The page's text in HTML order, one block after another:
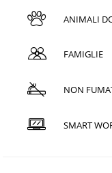
ANIMALI
FAMIGLIE
NON
SMART